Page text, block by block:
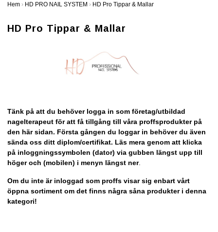
Hem › HD PRO NAIL SYSTEM › HD Pro Tippar & Mallar
HD Pro Tippar & Mallar
Tänk på att du behöver logga in som företag/utbildad
nagelterapeut för att få tillgång till våra proffsprodukter på
den här sidan. Första gången du loggar in behöver du även
sända oss ditt diplom/certifikat. Läs mera genom att klicka
på inloggningssymbolen (dator) via gubben längst upp till
höger och (mobilen) i menyn längst ner.
Om du inte är inloggad som proffs visar sig enbart vårt
öppna sortiment om det finns några såna produkter i denna
kategori!